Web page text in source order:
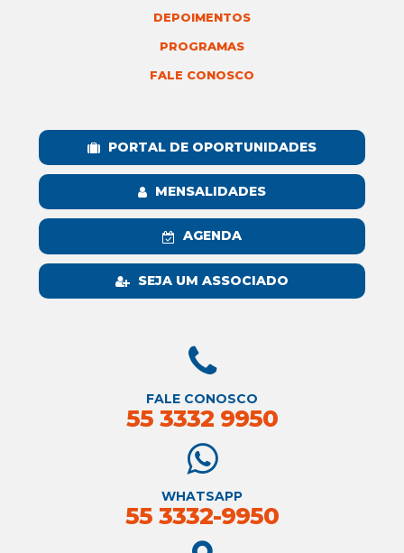
DEPOIMENTOS
PROGRAMAS
FALE CONOSCO
PORTAL DE OPORTUNIDADES
MENSALIDADES
AGENDA
SEJA UM ASSOCIADO
FALE CONOSCO
55 3332 9950
WHATSAPP
55 3332-9950